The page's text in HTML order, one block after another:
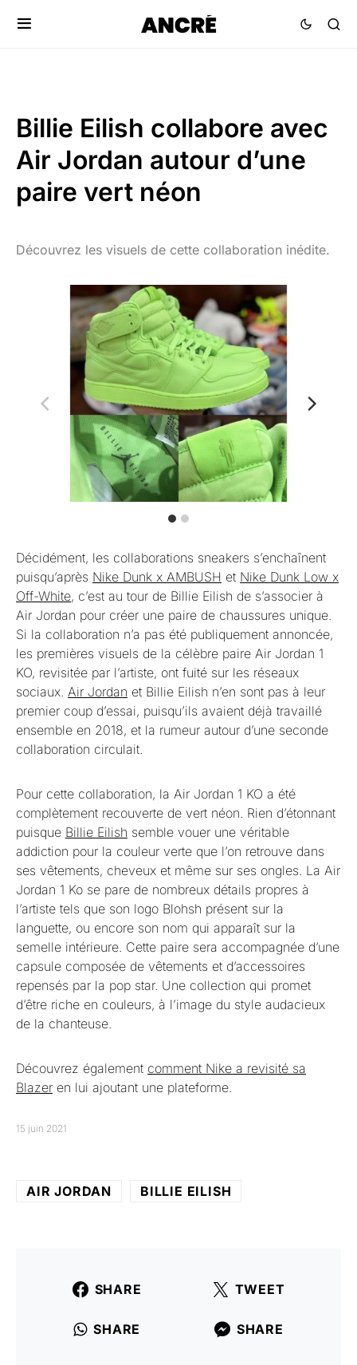
Billie Eilish collabore avec
Air Jordan autour d’une
paire vert néon
Découvrez les visuels de cette collaboration inédite.
Décidément, les collaborations sneakers s’enchaînent
puisqu’après Nike Dunk x AMBUSH et Nike Dunk Low x
Off-White, c’est au tour de Billie Eilish de s’associer à
Air Jordan pour créer une paire de chaussures unique.
Si la collaboration n’a pas été publiquement annoncée,
les premières visuels de la célèbre paire Air Jordan 1
KO, revisitée par l’artiste, ont fuité sur les réseaux
sociaux. Air Jordan et Billie Eilish n’en sont pas à leur
premier coup d’essai, puisqu’ils avaient déjà travaillé
ensemble en 2018, et la rumeur autour d’une seconde
collaboration circulait.
Pour cette collaboration, la Air Jordan 1 KO a été
complètement recouverte de vert néon. Rien d’étonnant
puisque Billie Eilish semble vouer une véritable
addiction pour la couleur verte que l’on retrouve dans
ses vêtements, cheveux et même sur ses ongles. La Air
Jordan 1 Ko se pare de nombreux détails propres à
l’artiste tels que son logo Blohsh présent sur la
languette, ou encore son nom qui apparaît sur la
semelle intérieure. Cette paire sera accompagnée d’une
capsule composée de vêtements et d’accessoires
repensés par la pop star. Une collection qui promet
d’être riche en couleurs, à l’image du style audacieux
de la chanteuse.
Découvrez également comment Nike a revisité sa
Blazer en lui ajoutant une plateforme.
15 juin 2021
AIR JORDAN BILLIE EILISH
SHARE TWEET
SHARE SHARE